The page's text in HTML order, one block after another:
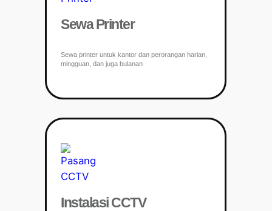
Sewa Printer
Sewa printer untuk kantor dan perorangan harian,
mingguan, dan juga bulanan
Instalasi CCTV